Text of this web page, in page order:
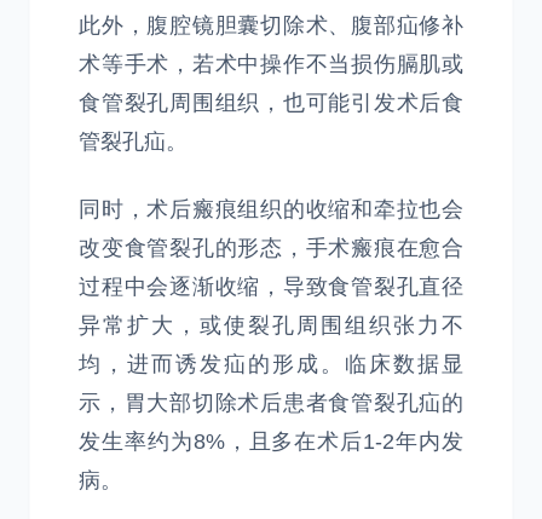
此外，腹腔镜胆囊切除术、腹部疝修补
术等手术，若术中操作不当损伤膈肌或
食管裂孔周围组织，也可能引发术后食
管裂孔疝。
同时，术后瘢痕组织的收缩和牵拉也会
改变食管裂孔的形态，手术瘢痕在愈合
过程中会逐渐收缩，导致食管裂孔直径
异常扩大，或使裂孔周围组织张力不
均，进而诱发疝的形成。临床数据显
示，胃大部切除术后患者食管裂孔疝的
发生率约为8%，且多在术后1-2年内发
病。